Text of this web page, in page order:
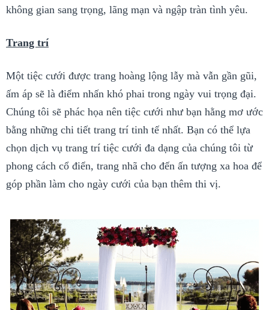
không gian sang trọng, lãng mạn và ngập tràn tình yêu.
Trang trí
Một tiệc cưới được trang hoàng lộng lẫy mà vẫn gần gũi,
ấm áp sẽ là điểm nhấn khó phai trong ngày vui trọng đại.
Chúng tôi sẽ phác họa nên tiệc cưới như bạn hằng mơ ước
bằng những chi tiết trang trí tinh tế nhất. Bạn có thể lựa
chọn dịch vụ trang trí tiệc cưới đa dạng của chúng tôi từ
phong cách cổ điển, trang nhã cho đến ấn tượng xa hoa để
góp phần làm cho ngày cưới của bạn thêm thi vị.